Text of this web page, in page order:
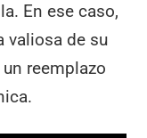
En ese caso,
valiosa de su
reemplazo